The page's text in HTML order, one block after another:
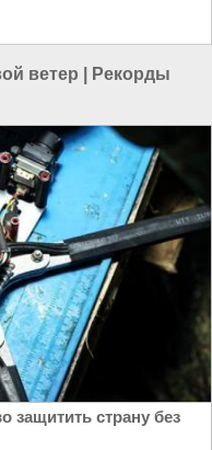
ветер
Рекорды
защитить страну без